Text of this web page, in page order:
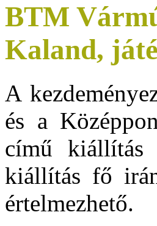
BTM
Kaland,
A
és a
című kiállítás
kiállítás fő
értelmezhető.